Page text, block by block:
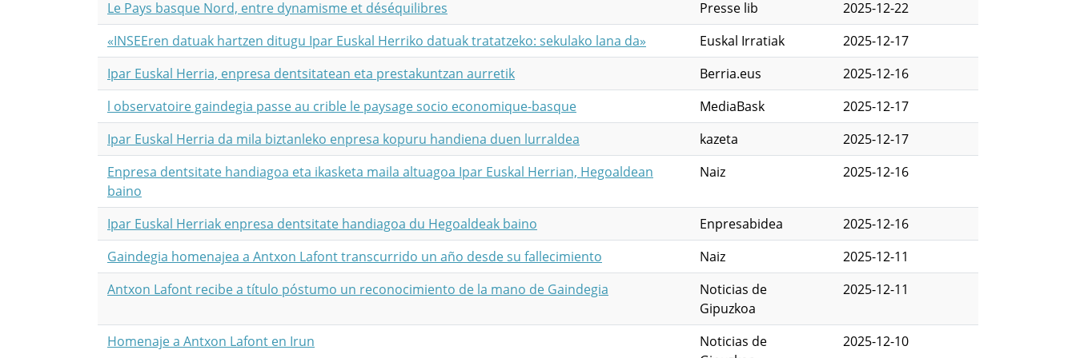
Le Pays basque Nord, entre dynamisme et déséquilibres Presse lib
2025-12-22
«INSEEren datuak hartzen ditugu Ipar Euskal Herriko datuak tratatzeko: sekulako lana da»
Euskal Irratiak
2025-12-17
Ipar Euskal Herria, enpresa dentsitatean eta prestakuntzan aurretik
Berria.eus
2025-12-16
l observatoire gaindegia passe au crible le paysage socio economique-basque
MediaBask
2025-12-17
Ipar Euskal Herria da mila biztanleko enpresa kopuru handiena duen lurraldea
kazeta
2025-12-17
Enpresa dentsitate handiagoa eta ikasketa maila altuagoa Ipar Euskal Herrian, Hegoaldean
baino
Naiz 2025-12-16
Ipar Euskal Herriak enpresa dentsitate handiagoa du Hegoaldeak baino Enpresabidea
2025-12-16
Gaindegia homenajea a Antxon Lafont transcurrido un año desde su fallecimiento
Naiz
2025-12-11
Antxon Lafont recibe a título póstumo un reconocimiento de la mano de Gaindegia
Noticias de
Gipuzkoa
2025-12-11
Homenaje a Antxon Lafont en Irun
Noticias de
2025-12-10